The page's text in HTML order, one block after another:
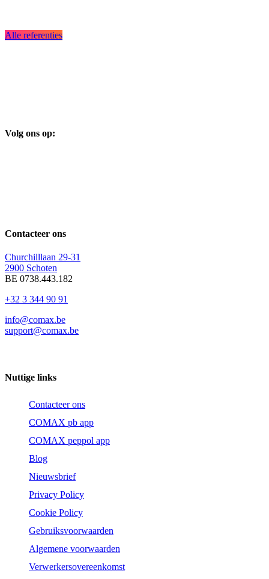
Alle referenties
Volg ons op:
Contacteer ons
Churchilllaan 29-31
2900 Schoten
BE 0738.443.182
+32 3 344 90 91
info@comax.be
support@comax.be
Nuttige links
Contacteer ons
COMAX pb app
COMAX peppol app
Blog
Nieuwsbrief
Privacy Policy
Cookie Policy
Gebruiksvoorwaarden
Algemene voorwaarden
Verwerkersovereenkomst